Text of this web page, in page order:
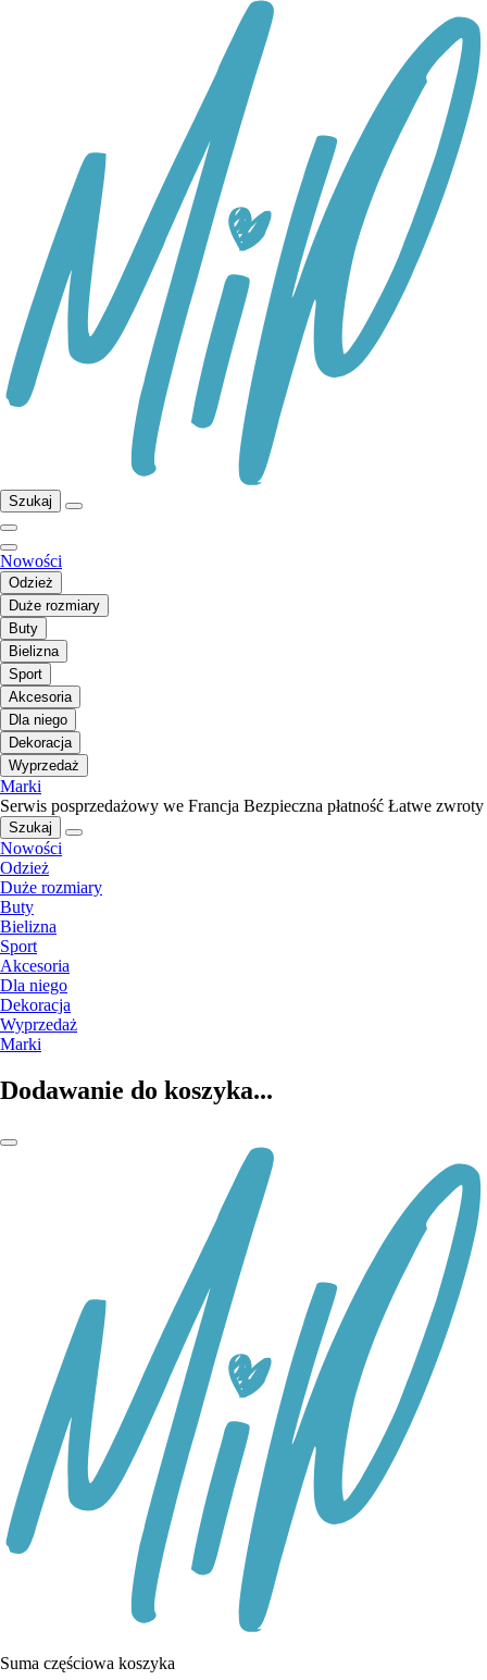
Szukaj
Nowości
Odzież
Duże rozmiary
Buty
Bielizna
Sport
Akcesoria
Dla niego
Dekoracja
Wyprzedaż
Marki
Serwis posprzedażowy we Francja Bezpieczna płatność Łatwe zwroty
Szukaj
Nowości
Odzież
Duże rozmiary
Buty
Bielizna
Sport
Akcesoria
Dla niego
Dekoracja
Wyprzedaż
Marki
Dodawanie do koszyka...
Suma częściowa koszyka